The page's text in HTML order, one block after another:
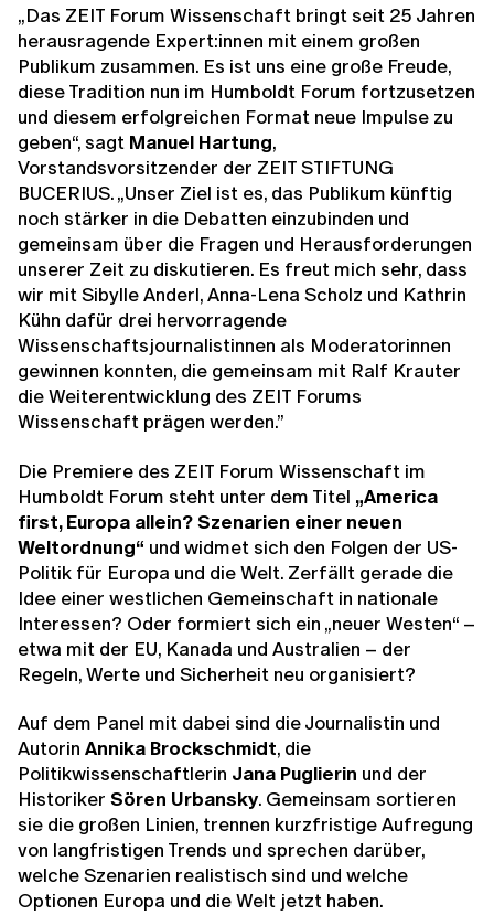
„Das ZEIT Forum Wissenschaft bringt seit 25 Jahren
herausragende Expert:innen mit einem großen
Publikum zusammen. Es ist uns eine große Freude,
diese Tradition nun im Humboldt Forum fortzusetzen
und diesem erfolgreichen Format neue Impulse zu
geben“, sagt Manuel Hartung,
Vorstandsvorsitzender der ZEIT STIFTUNG
BUCERIUS. „Unser Ziel ist es, das Publikum künftig
noch stärker in die Debatten einzubinden und
gemeinsam über die Fragen und Herausforderungen
unserer Zeit zu diskutieren. Es freut mich sehr, dass
wir mit Sibylle Anderl, Anna-Lena Scholz und Kathrin
Kühn dafür drei hervorragende
Wissenschaftsjournalistinnen als Moderatorinnen
gewinnen konnten, die gemeinsam mit Ralf Krauter
die Weiterentwicklung des ZEIT Forums
Wissenschaft prägen werden.”
Die Premiere des ZEIT Forum Wissenschaft im
Humboldt Forum steht unter dem Titel „America
first, Europa allein? Szenarien einer neuen
Weltordnung“ und widmet sich den Folgen der US-
Politik für Europa und die Welt. Zerfällt gerade die
Idee einer westlichen Gemeinschaft in nationale
Interessen? Oder formiert sich ein „neuer Westen“ –
etwa mit der EU, Kanada und Australien – der
Regeln, Werte und Sicherheit neu organisiert?
Auf dem Panel mit dabei sind die Journalistin und
Autorin Annika Brockschmidt, die
Politikwissenschaftlerin Jana Puglierin und der
Historiker Sören Urbansky. Gemeinsam sortieren
sie die großen Linien, trennen kurzfristige Aufregung
von langfristigen Trends und sprechen darüber,
welche Szenarien realistisch sind und welche
Optionen Europa und die Welt jetzt haben.